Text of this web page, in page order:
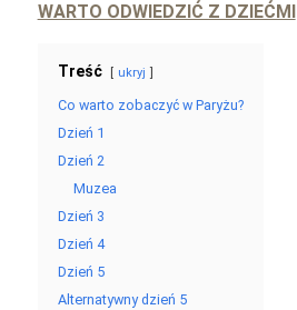
WARTO ODWIEDZIĆ Z DZIEĆMI
Treść ukryj
Co warto zobaczyć w Paryżu?
Dzień 1
Dzień 2
Muzea
Dzień 3
Dzień 4
Dzień 5
Alternatywny dzień 5